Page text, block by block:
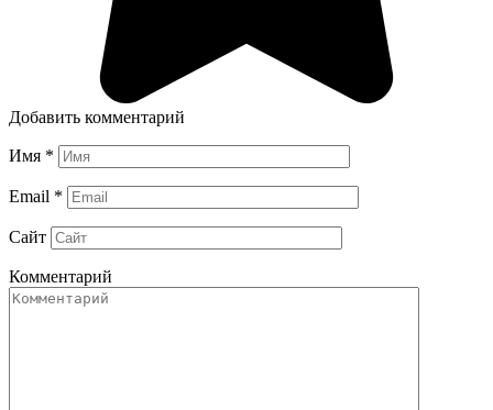
Добавить комментарий
Имя *
Email *
Сайт
Комментарий